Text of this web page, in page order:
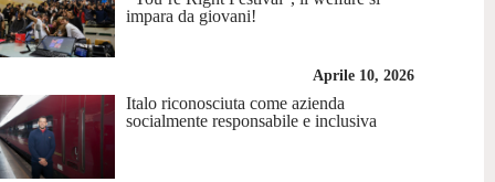
impara da giovani!
Aprile 10, 2026
Italo riconosciuta come azienda
socialmente responsabile e inclusiva